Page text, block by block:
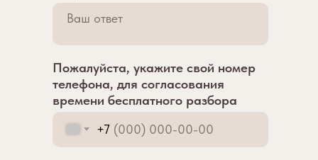
Пожалуйста, укажите свой номер
телефона, для согласования
времени бесплатного разбора
+7